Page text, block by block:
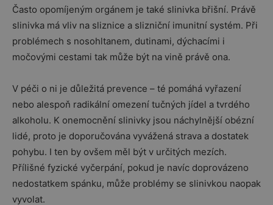
Často opomíjeným orgánem je také slinivka břišní. Právě
slinivka má vliv na sliznice a slizniční imunitní systém. Při
problémech s nosohltanem, dutinami, dýchacími i
močovými cestami tak může být na vině právě ona.
V péči o ni je důležitá prevence – té pomáhá vyřazení
nebo alespoň radikální omezení tučných jídel a tvrdého
alkoholu. K onemocnění slinivky jsou náchylnější obézní
lidé, proto je doporučována vyvážená strava a dostatek
pohybu. I ten by ovšem měl být v určitých mezích.
Přílišné fyzické vyčerpání, pokud je navíc doprovázeno
nedostatkem spánku, může problémy se slinivkou naopak
vyvolat.